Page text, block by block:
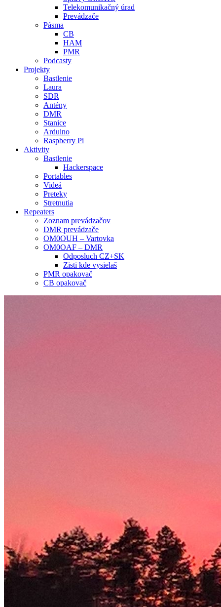
Telekomunikačný úrad
Prevádzače
Pásma
CB
HAM
PMR
Podcasty
Projekty
Bastlenie
Laura
SDR
Antény
DMR
Stanice
Arduino
Raspberry Pi
Aktivity
Bastlenie
Hackerspace
Portables
Videá
Preteky
Stretnutia
Repeaters
Zoznam prevádzačov
DMR prevádzače
OM0OUH – Vartovka
OM0OAF – DMR
Odposluch CZ+SK
Zisti kde vysielaš
PMR opakovač
CB opakovač